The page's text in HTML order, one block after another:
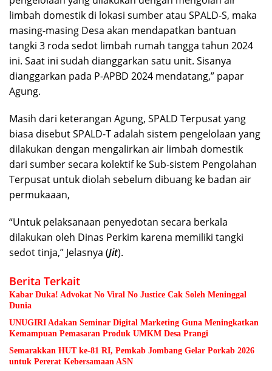
limbah domestik di lokasi sumber atau SPALD-S, maka
masing-masing Desa akan mendapatkan bantuan
tangki 3 roda sedot limbah rumah tangga tahun 2024
ini. Saat ini sudah dianggarkan satu unit. Sisanya
dianggarkan pada P-APBD 2024 mendatang,” papar
Agung.
Masih dari keterangan Agung, SPALD Terpusat yang
biasa disebut SPALD-T adalah sistem pengelolaan yang
dilakukan dengan mengalirkan air limbah domestik
dari sumber secara kolektif ke Sub-sistem Pengolahan
Terpusat untuk diolah sebelum dibuang ke badan air
permukaaan,
“Untuk pelaksanaan penyedotan secara berkala
dilakukan oleh Dinas Perkim karena memiliki tangki
sedot tinja,” Jelasnya (Jit).
Berita Terkait
Kabar Duka! Advokat No Viral No Justice Cak Soleh Meninggal
Dunia
UNUGIRI Adakan Seminar Digital Marketing Guna Meningkatkan
Kemampuan Pemasaran Produk UMKM Desa Prangi
Semarakkan HUT ke-81 RI, Pemkab Jombang Gelar Porkab 2026
untuk Pererat Kebersamaan ASN